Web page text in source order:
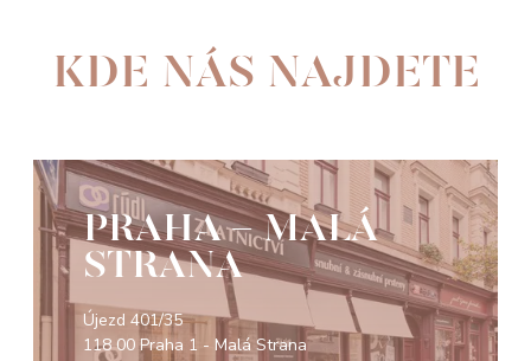
KDE NÁS NAJDETE
PRAHA - MALÁ
STRANA
Újezd 401/35
118 00 Praha 1 - Malá Strana